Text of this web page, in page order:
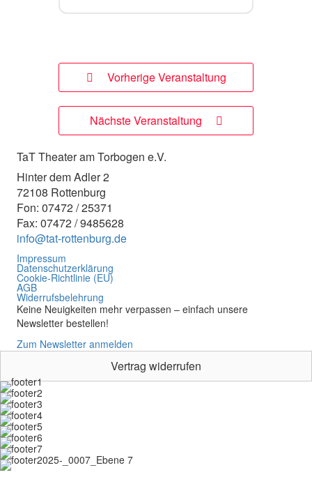
Vorherige Veranstaltung
Nächste Veranstaltung
TaT Theater am Torbogen e.V.
Hinter dem Adler 2
72108 Rottenburg
Fon: 07472 / 25371
Fax: 07472 / 9485628
info@tat-rottenburg.de
Impressum
Datenschutzerklärung
Cookie-Richtlinie (EU)
AGB
Widerrufsbelehrung
Keine Neuigkeiten mehr verpassen – einfach unsere
Newsletter bestellen!
Zum Newsletter anmelden
Vertrag widerrufen